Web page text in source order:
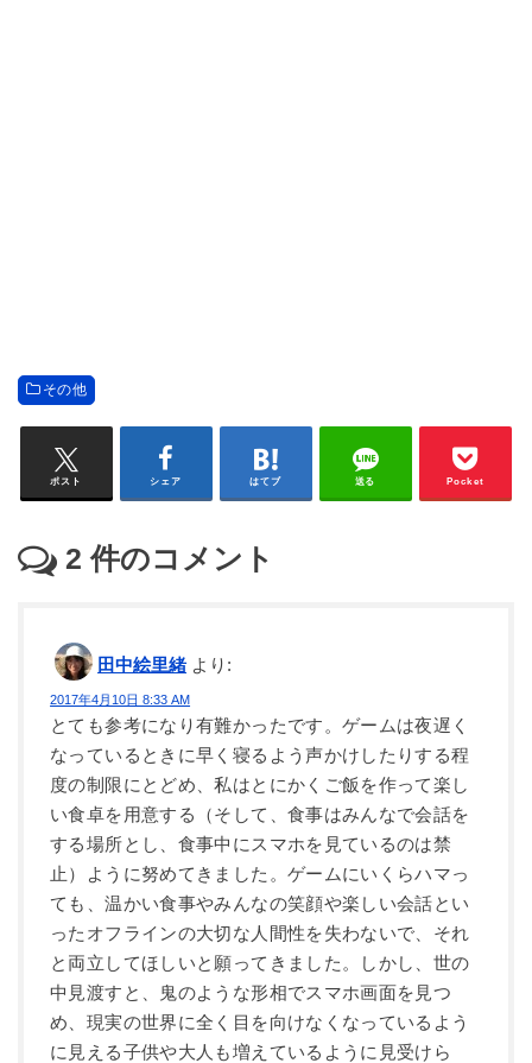
その他
ポスト シェア はてブ 送る Pocket
2 件のコメント
田中絵里緒 より:
2017年4月10日 8:33 AM
とても参考になり有難かったです。ゲームは夜遅く
なっているときに早く寝るよう声かけしたりする程
度の制限にとどめ、私はとにかくご飯を作って楽し
い食卓を用意する（そして、食事はみんなで会話を
する場所とし、食事中にスマホを見ているのは禁
止）ように努めてきました。ゲームにいくらハマっ
ても、温かい食事やみんなの笑顔や楽しい会話とい
ったオフラインの大切な人間性を失わないで、それ
と両立してほしいと願ってきました。しかし、世の
中見渡すと、鬼のような形相でスマホ画面を見つ
め、現実の世界に全く目を向けなくなっているよう
に見える子供や大人も増えているように見受けら